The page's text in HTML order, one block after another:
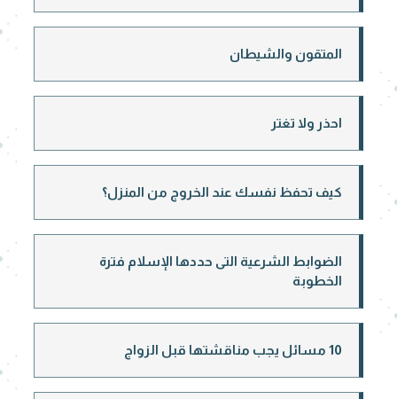
المتقون والشيطان
احذر ولا تغتر
كيف تحفظ نفسك عند الخروج من المنزل؟
الضوابط الشرعية التى حددها الإسلام فترة
الخطوبة
10 مسائل يجب مناقشتها قبل الزواج